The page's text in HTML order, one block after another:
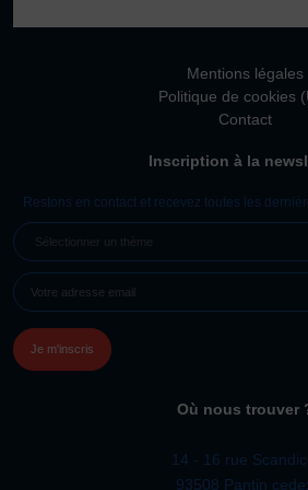
Vivicittà
Réaffiliation
Prise de licence
JE SOUHAITE TROUVER UN
JE SOUHAITE ADHÉRER
Affiliation
Honorabilité
Certificat Médical
Mentions légales
Politique de cookies
Contact
Inscription à la
Restons en contact et recevez toutes les
UN
MAIL
Où nous trouver
14 - 16 rue
93508 Pantin